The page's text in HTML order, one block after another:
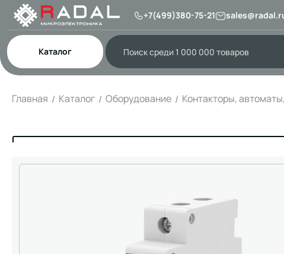
+7(499)380-75-21
Каталог
Главная Каталог Оборудование Контакторы,